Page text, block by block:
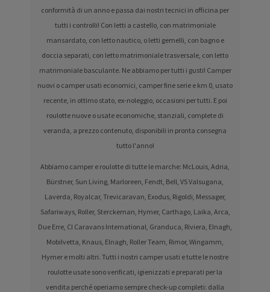
conformità di un anno e passa dai nostri tecnici in officina per
tutti i controlli! Con letti a castello, con matrimoniale
mansardato, con letto nautico, o letti gemelli, con bagno e
doccia separati, con letto matrimoniale trasversale, con letto
matrimoniale basculante. Ne abbiamo per tutti i gusti! Camper
nuovi o camper usati economici, camper fine serie e km 0, usato
recente, in ottimo stato, ex-noleggio, occasioni per tutti. E poi
roulotte nuove o usate economiche, stanziali, complete di
veranda, a prezzo contenuto, disponibili in pronta consegna
tutto l'anno!
Abbiamo camper e roulotte di tutte le marche: McLouis, Adria,
Bürstner, Sun Living, Marloreen, Fendt, Bell, VS Valsugana,
Laverda, Royalcar, Trevicaravan, Exodus, Rigoldi, Messager,
Safariways, Roller, Sterckeman, Hymer, Carthago, Laika, Arca,
Due Erre, CI Caravans International, Granduca, Riviera, Elnagh,
Mobilvetta, Knaus, Elnagh, Roller Team, Rimor, Wingamm,
Hymer e molti altri. Tutti i nostri camper usati e tutte le nostre
roulotte usate sono verificati, igienizzati e preparati per la
vendita perché operiamo sempre check-up completi: dalla